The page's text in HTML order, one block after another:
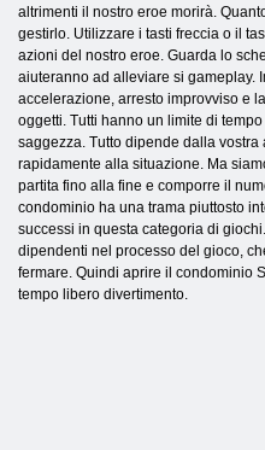
altrimenti il ​​nostro eroe morirà.
gestirlo. Utilizzare i tasti freccia o il
azioni del nostro eroe. Guarda lo
aiuteranno ad alleviare si gameplay.
accelerazione, arresto improvviso e
oggetti. Tutti hanno un limite di
saggezza. Tutto dipende dalla
rapidamente alla situazione. Ma
partita fino alla fine e comporre il
condominio ha una trama piuttosto
successi in questa categoria di
dipendenti nel processo del gioco,
fermare. Quindi aprire il condominio
tempo libero divertimento.